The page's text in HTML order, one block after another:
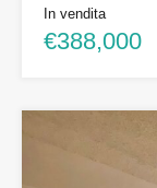
In vendita
€388,000